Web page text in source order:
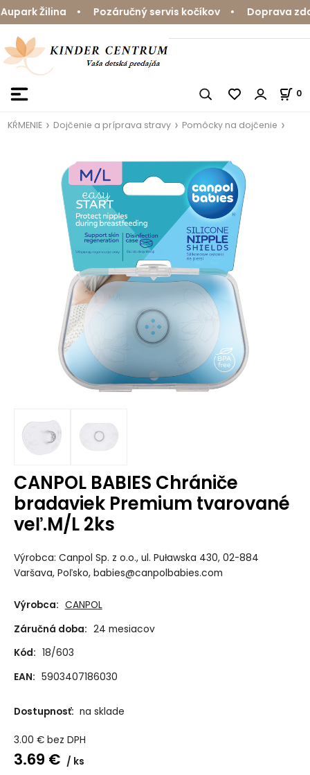
Žilina • Pozáručný servis kočíkov • Doprava
0
KŔMENIE Dojčenie a príprava stravy Pomôcky na dojčenie
CANPOL BABIES Chrániče
bradaviek Premium tvarované
veľ.M/L 2ks
Výrobca: Canpol Sp. z o.o., ul. Puławska 430, 02-884
Varšava, Poľsko, babies@canpolbabies.com
Výrobca: CANPOL
Záručná doba: 24 mesiacov
Kód: 18/603
EAN: 5903407186030
Dostupnosť: na sklade
3.00 € bez DPH
3.69 € ks